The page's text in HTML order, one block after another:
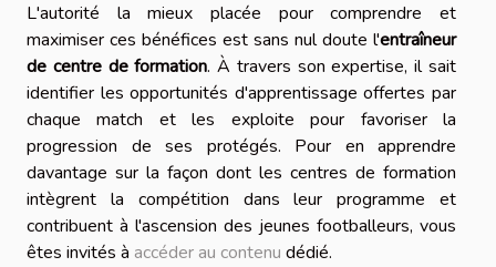
L'autorité la mieux placée pour comprendre et
maximiser ces bénéfices est sans nul doute l'entraîneur
de centre de formation. À travers son expertise, il sait
identifier les opportunités d'apprentissage offertes par
chaque match et les exploite pour favoriser la
progression de ses protégés. Pour en apprendre
davantage sur la façon dont les centres de formation
intègrent la compétition dans leur programme et
contribuent à l'ascension des jeunes footballeurs, vous
êtes invités à accéder au contenu dédié.